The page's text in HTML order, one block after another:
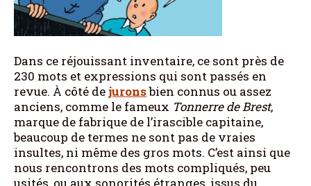
Dans ce réjouissant inventaire, ce sont près de
230 mots et expressions qui sont passés en
revue. À côté dejuronsbien connus ou assez
anciens, comme le fameux Tonnerre de Brest,
marque de fabrique de l’irascible capitaine,
beaucoup de termes ne sont pas de vraies
insultes, ni même des gros mots. C’est ainsi que
nous rencontrons des mots compliqués, peu